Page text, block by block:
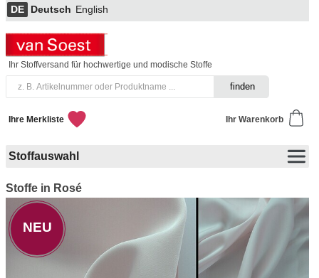
DE Deutsch English
Ihr Stoffversand für hochwertige und modische Stoffe
Ihr Warenkorb
Ihre Merkliste
Stoffauswahl
Stoffe in Rosé
NEU